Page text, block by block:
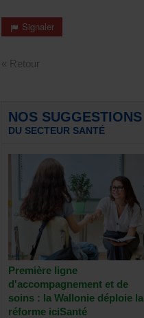
Signaler
« Retour
NOS SUGGESTIONS
DU SECTEUR SANTÉ
Première ligne
d'accompagnement et de
soins : la Wallonie déploie la
réforme iciSanté